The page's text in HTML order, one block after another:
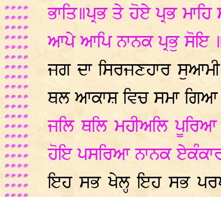
ਭਾਤਿ॥ਪ੍ਰਭ ਤੇ ਹੋਏ ਪ੍ਰਭ
ਆਪੇ ਆਪਿ ਨਾਨਕ ਪ੍ਰਭੁ ਸੋਇ
ਜਗ ਦਾ ਸਿਰਜਣਹਾਰ
ਥਲ ਆਕਾਸ਼ ਵਿਚ ਸਮਾ
ਜਲਿ ਥਲਿ ਮਹੀਅਲਿ
ਹੋਇ ਪਸਰਿਆ ਨਾਨਕ
ਇਹ ਸਭ ਖੇਲ੍ਹ ਇਹ ਸਭ